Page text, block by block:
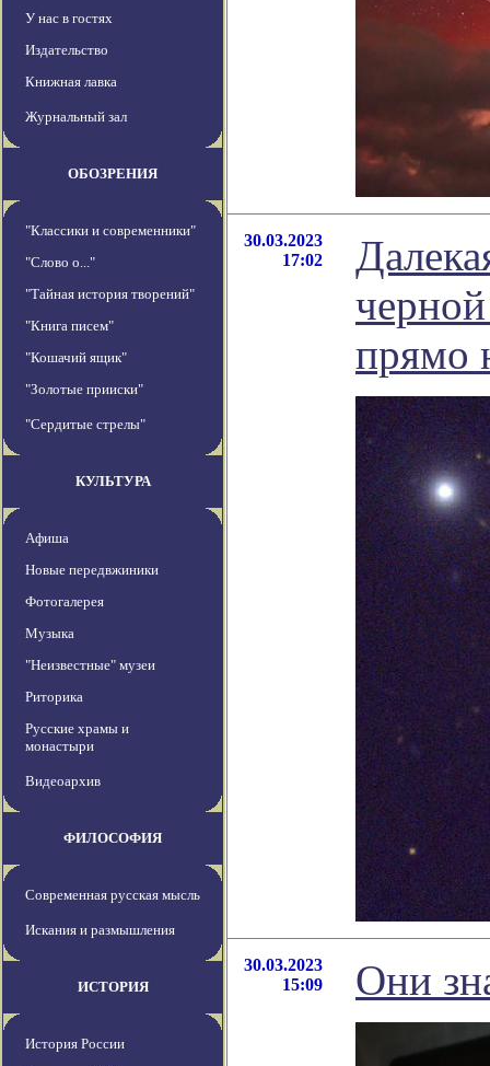
У нас в гостях
Издательство
Книжная лавка
Журнальный зал
ОБОЗРЕНИЯ
"Классики и современники"
"Слово о..."
"Тайная история творений"
"Книга писем"
"Кошачий ящик"
"Золотые прииски"
"Сердитые стрелы"
КУЛЬТУРА
Афиша
Новые передвжиники
Фотогалерея
Музыка
"Неизвестные" музеи
Риторика
Русские храмы и
монастыри
Видеоархив
ФИЛОСОФИЯ
Современная русская мысль
Искания и размышления
ИСТОРИЯ
История России
30.03.2023
17:02
прямо
30.03.2023
15:09
Они